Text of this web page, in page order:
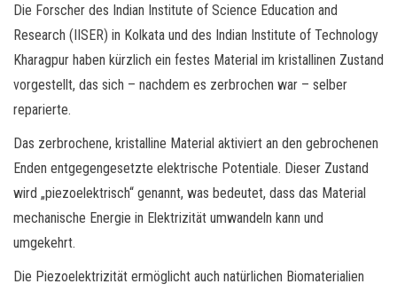
Die Forscher des Indian Institute of Science Education and
Research (IISER) in Kolkata und des Indian Institute of Technology
Kharagpur haben kürzlich ein festes Material im kristallinen Zustand
vorgestellt, das sich – nachdem es zerbrochen war – selber
reparierte.
Das zerbrochene, kristalline Material aktiviert an den gebrochenen
Enden entgegengesetzte elektrische Potentiale. Dieser Zustand
wird „piezoelektrisch“ genannt, was bedeutet, dass das Material
mechanische Energie in Elektrizität umwandeln kann und
umgekehrt.
Die Piezoelektrizität ermöglicht auch natürlichen Biomaterialien